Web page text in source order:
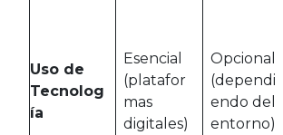
Uso de
Tecnolog
ía
Esencial
(platafor
mas
digitales)
Opcional
(dependi
endo del
entorno)